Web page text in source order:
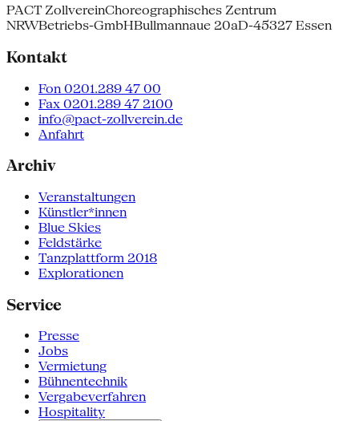
PACT ZollvereinChoreographisches Zentrum
NRWBetriebs-GmbHBullmannaue 20aD-45327 Essen
Kontakt
Fon 0201.289 47 00
Fax 0201.289 47 2100
info@pact-zollverein.de
Anfahrt
Archiv
Veranstaltungen
Künstler*innen
Blue Skies
Feldstärke
Tanzplattform 2018
Explorationen
Service
Presse
Jobs
Vermietung
Bühnentechnik
Vergabeverfahren
Hospitality